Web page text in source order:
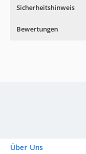
Sicherheitshinweis
Bewertungen
Über Uns